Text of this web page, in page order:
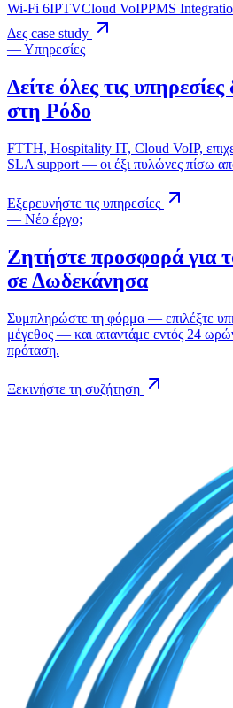
Wi-Fi 6IPTVCloud VoIPPMS
Δες case study
— Υπηρεσίες
Δείτε όλες τις
στη Ρόδο
FTTH, Hospitality IT, Cloud VoIP,
SLA support — οι έξι πυλώνες πίσω
Εξερευνήστε τις υπηρεσίες
— Νέο έργο;
Ζητήστε προσφορά για
σε Δωδεκάνησα
Συμπληρώστε τη φόρμα — επιλέξτε
μέγεθος — και απαντάμε εντός 24
πρόταση.
Ξεκινήστε τη συζήτηση